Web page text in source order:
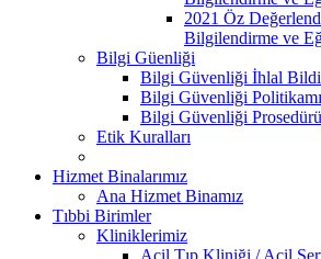
2021 Öz
Bilgilendirme ve
Bilgi Güenliği
Bilgi Güvenliği İhlal
Bilgi Güvenliği
Bilgi Güvenliği Prosedürü
Etik Kuralları
Hizmet Binalarımız
Ana Hizmet Binamız
Tıbbi Birimler
Kliniklerimiz
Acil Tıp Kliniği / Acil